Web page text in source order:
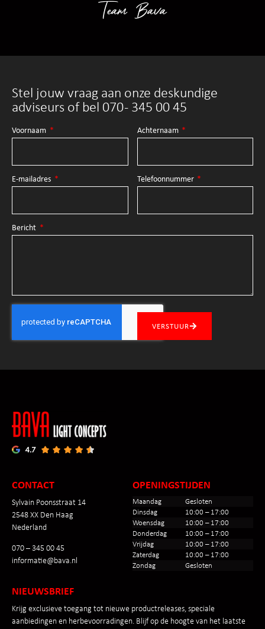
Stel jouw vraag aan onze deskundige
adviseurs of bel 070 - 345 00 45
Voornaam Achternaam
E-mailadres Telefoonnummer
Bericht
VERSTUUR
Team Bava
CONTACT
Sylvain Poonsstraat 14
2548 XX Den Haag
Nederland
070 – 345 00 45
informatie@bava.nl
OPENINGSTIJDEN
Maandag
Gesloten
Dinsdag
10:00 – 17:00
Woensdag
10:00 – 17:00
Donderdag
10:00 – 17:00
Vrijdag
10:00 – 17:00
Zaterdag
10:00 – 17:00
Zondag
Gesloten
NIEUWSBRIEF
Krijg exclusieve toegang tot nieuwe productreleases, speciale
aanbiedingen en herbevoorradingen. Blijf op de hoogte van het laatste